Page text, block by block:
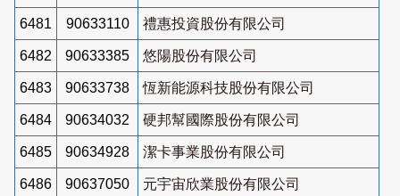
6481 90633110 禮惠投資股份有限公司
6482 90633385 悠陽股份有限公司
6483 90633738 恆新能源科技股份有限公司
6484 90634032 硬邦幫國際股份有限公司
6485 90634928 潔卡事業股份有限公司
6486 90637050 元宇宙欣業股份有限公司